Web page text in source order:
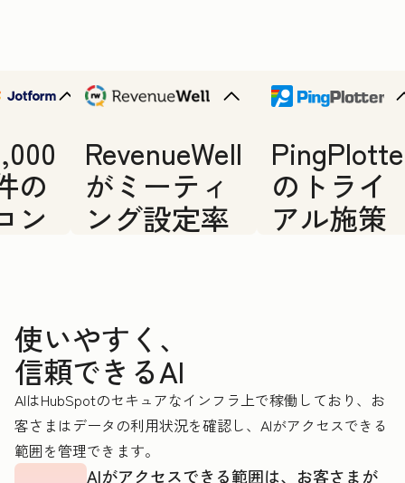
の
ン
26
の
望
商
を
RevenueWell
がミーティ
ング設定率
のトライ
アル施策
使いやすく、
信頼できるAI
AIはHubSpotのセキュアなインフラ上で稼働しており、お
客さまはデータの利用状況を確認し、AIがアクセスできる
範囲を管理できます。
AIがアクセスできる範囲は、お客さまが